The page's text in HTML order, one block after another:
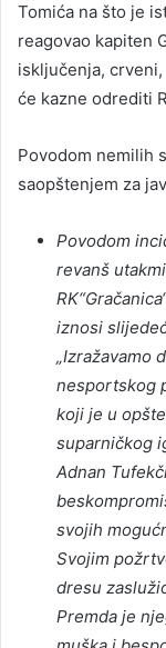
Tomića na što je
reagovao kapiten
isključenja,
će kazne odrediti
Povodom nemilih
saopštenjem za
Povodom
revanš
iznosi
„Izražavamo
nesportskog
koji je u
suparničkog
Adnan
svojih
Svojim
dresu
Premda je